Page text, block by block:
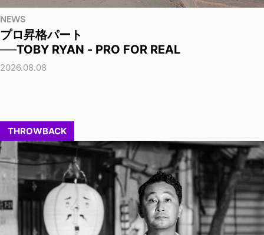
NEWS
プロ昇格パート
──TOBY RYAN - PRO FOR REAL
2026.08.08
THROWBACK